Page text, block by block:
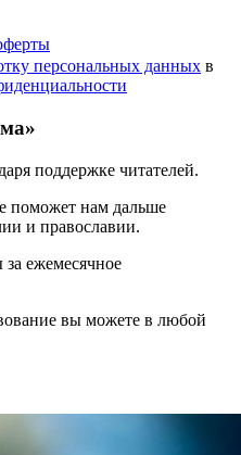
персональных данных в
поддержке читателей.
поможет нам дальше
и православии.
ежемесячное
вы можете в любой